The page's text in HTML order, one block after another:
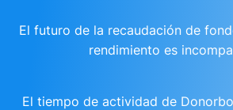
El futuro de la recaudación de
rendimiento es
El tiempo de actividad de